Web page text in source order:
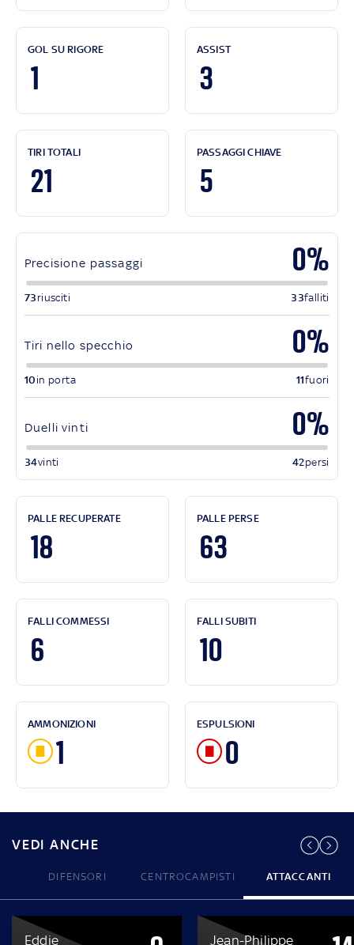
GOL SU RIGORE
1
ASSIST
3
TIRI TOTALI
21
PASSAGGI CHIAVE
5
Precisione passaggi 0%
73 riusciti 33falliti
Tiri nello specchio 0%
10 in porta 11fuori
Duelli vinti 0%
34vinti 42persi
PALLE RECUPERATE
18
PALLE PERSE
63
FALLI COMMESSI
6
FALLI SUBITI
10
AMMONIZIONI
1
ESPULSIONI
0
VEDI ANCHE
DIFENSORI CENTROCAMPISTI ATTACCANTI
Eddie Jean-Philippe